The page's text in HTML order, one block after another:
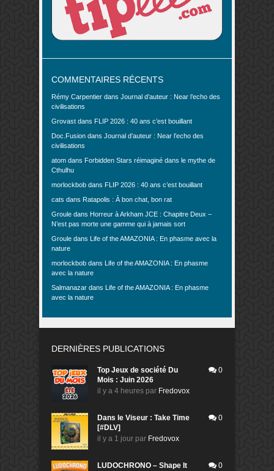
COMMENTAIRES RÉCENTS
Rémy Carpentier dans Journal d’auteur : Near l’echo des
civilisations
Grovast dans FLIP 2026 : 40 ans c’est bouillant
Doc.Fusion dans Journal d’auteur : Near l’echo des
civilisations
atom dans Forbidden Stars réimaginé dans le mythe de
Cthulhu
morlockbob dans FLIP 2026 : 40 ans c’est bouillant
cats dans Ratapolis : À bon chat, bon rat
Groule dans Horreur à Arkham JCE : Chapitre Deux –
N’est pas morte une gamme qui à jamais sort
Groule dans Life of the AMAZONIA : En phasme avec la
nature
morlockbob dans Life of the AMAZONIA : En phasme
avec la nature
Salmanazar dans Life of the AMAZONIA : En phasme
avec la nature
DERNIÈRES PUBLICATIONS
Top Jeux de société Du
Mois : Juin 2026
il y a 4 heures par Fredovox
0
Dans le Viseur : Take Time
[#DLV]
il y a 1 jour par Fredovox
0
LUDOCHRONO – Shape It
0